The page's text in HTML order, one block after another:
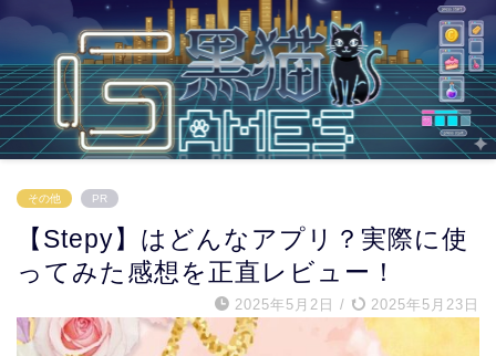
その他 PR
【Stepy】はどんなアプリ？実際に使
ってみた感想を正直レビュー！
2025年5月2日 / 2025年5月23日